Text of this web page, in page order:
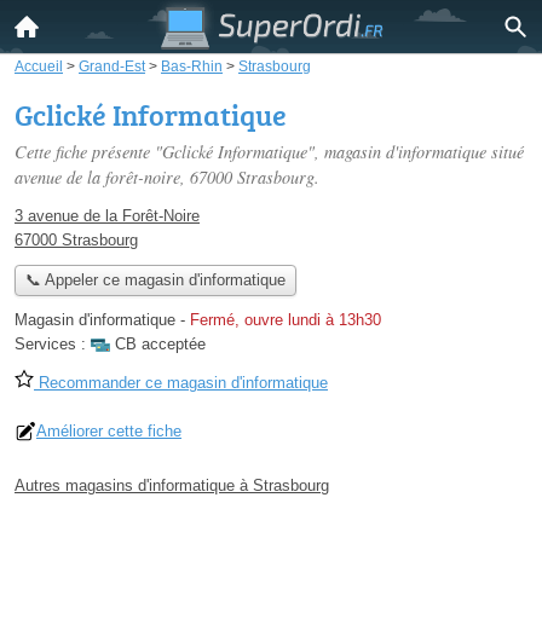
Accueil > Grand-Est > Bas-Rhin > Strasbourg
Gclické Informatique
Cette fiche présente "Gclické Informatique", magasin d'informatique situé
avenue de la forêt-noire, 67000 Strasbourg.
3 avenue de la Forêt-Noire
67000 Strasbourg
📞 Appeler ce magasin d'informatique
Magasin d'informatique - Fermé, ouvre lundi à 13h30
Services :
CB acceptée
Recommander ce magasin d'informatique
Améliorer cette fiche
Autres magasins d'informatique à Strasbourg